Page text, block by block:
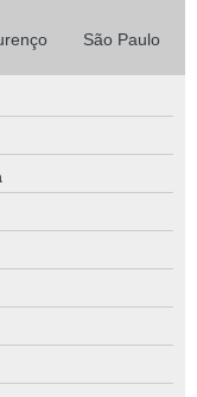
São Paulo